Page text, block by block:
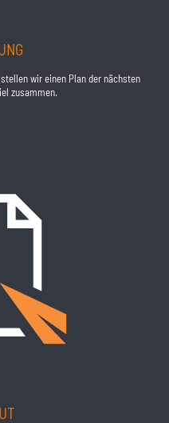
wir einen Plan der nächsten
zusammen.